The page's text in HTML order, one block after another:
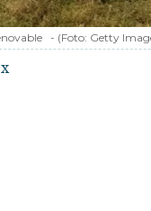
- (Foto: Getty